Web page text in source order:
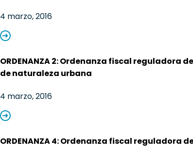
4 marzo, 2016
ORDENANZA 2: Ordenanza fiscal reguladora
de naturaleza urbana
4 marzo, 2016
ORDENANZA 4: Ordenanza fiscal reguladora